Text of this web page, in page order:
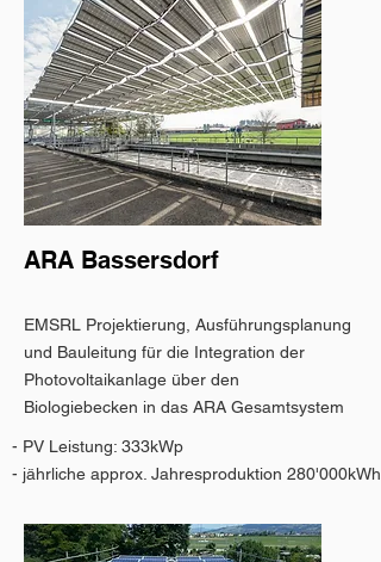
ARA Bassersdorf
EMSRL Projektierung, Ausführungsplanung
und Bauleitung für die Integration der
Photovoltaikanlage über den
Biologiebecken in das ARA Gesamtsystem
- PV Leistung: 333kWp
- jährliche approx. Jahresproduktion 280'000kWh